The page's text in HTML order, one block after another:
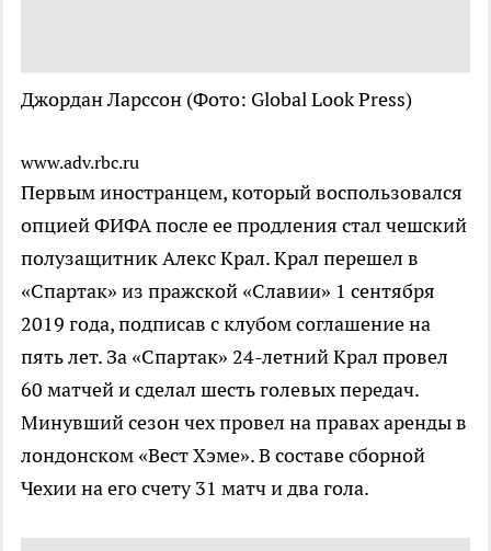
Джордан Ларссон (Фото: Global Look Press)
www.adv.rbc.ru
Первым иностранцем, который воспользовался
опцией ФИФА после ее продления стал чешский
полузащитник Алекс Крал. Крал перешел в
«Спартак» из пражской «Славии» 1 сентября
2019 года, подписав с клубом соглашение на
пять лет. За «Спартак» 24-летний Крал провел
60 матчей и сделал шесть голевых передач.
Минувший сезон чех провел на правах аренды в
лондонском «Вест Хэме». В составе сборной
Чехии на его счету 31 матч и два гола.